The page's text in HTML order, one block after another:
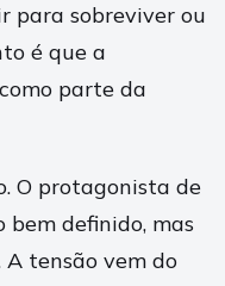
para sobreviver ou
é que a
parte da
O protagonista de
definido, mas
tensão vem do